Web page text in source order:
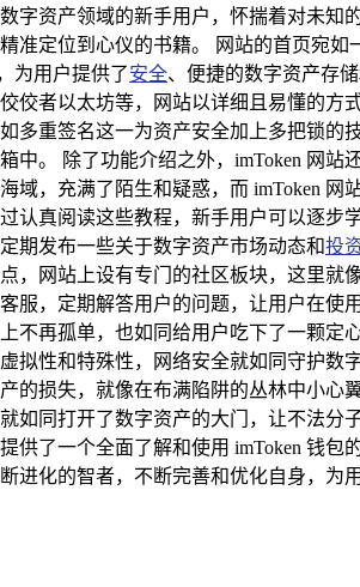
字资产领域的新手用户，怀揣着对未知
定位到心仪的书籍。 网站的首页宛如
为用户提供了安全、便捷的数字资产存
佼者以太坊等，网站以详细且易懂的方
多重签名这一为资产安全加上多把锁的
。 除了功能介绍之外，imToken 网站
，充满了陌生和疑惑，而 imToken 网
认真阅读这些教程，新手用户可以逐步
期发布一些关于数字资产市场动态和投
，网站上设有专门的社区板块，这里就
，定期解答用户的问题，让用户在使
不再孤单，也如同给用户吃下了一颗定
拟性和特殊性，网络安全就如同守护数
的损失，就像在布满陷阱的丛林中小心
同打开了数字资产的大门，让不法分
了一个全面了解和使用 imToken 钱包
进化的智者，不断完善和优化自身，为